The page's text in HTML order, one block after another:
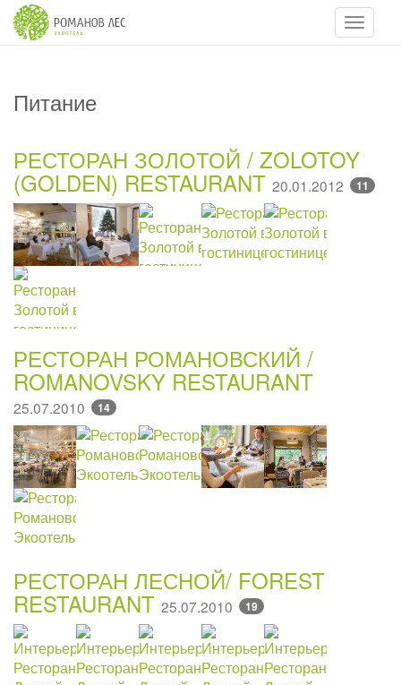
Питание
РЕСТОРАН ЗОЛОТОЙ / ZOLOTOY
(GOLDEN) RESTAURANT 20.01.2012 11
РЕСТОРАН РОМАНОВСКИЙ /
ROMANOVSKY RESTAURANT
25.07.2010 14
РЕСТОРАН ЛЕСНОЙ/ FOREST
RESTAURANT 25.07.2010 19